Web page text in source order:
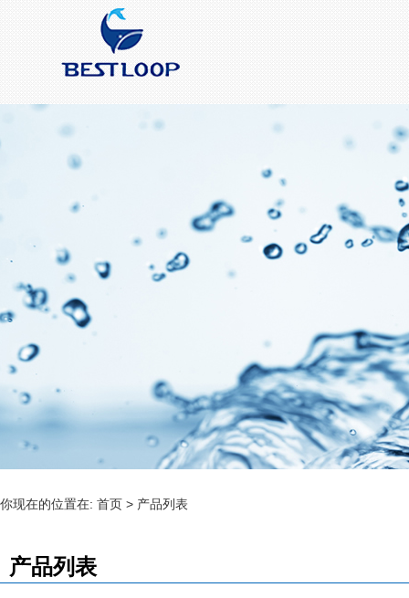
你现在的位置在: 首页 > 产品列表
产品列表